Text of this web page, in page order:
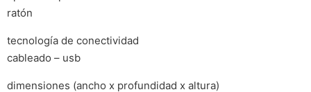
ratón
tecnología de conectividad
cableado – usb
dimensiones (ancho x profundidad x altura)